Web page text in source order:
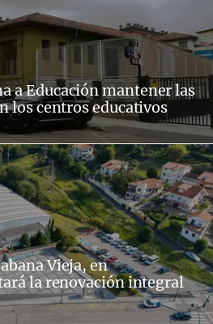
a Educación mantener las
los centros educativos
Vieja, en
la renovación integral